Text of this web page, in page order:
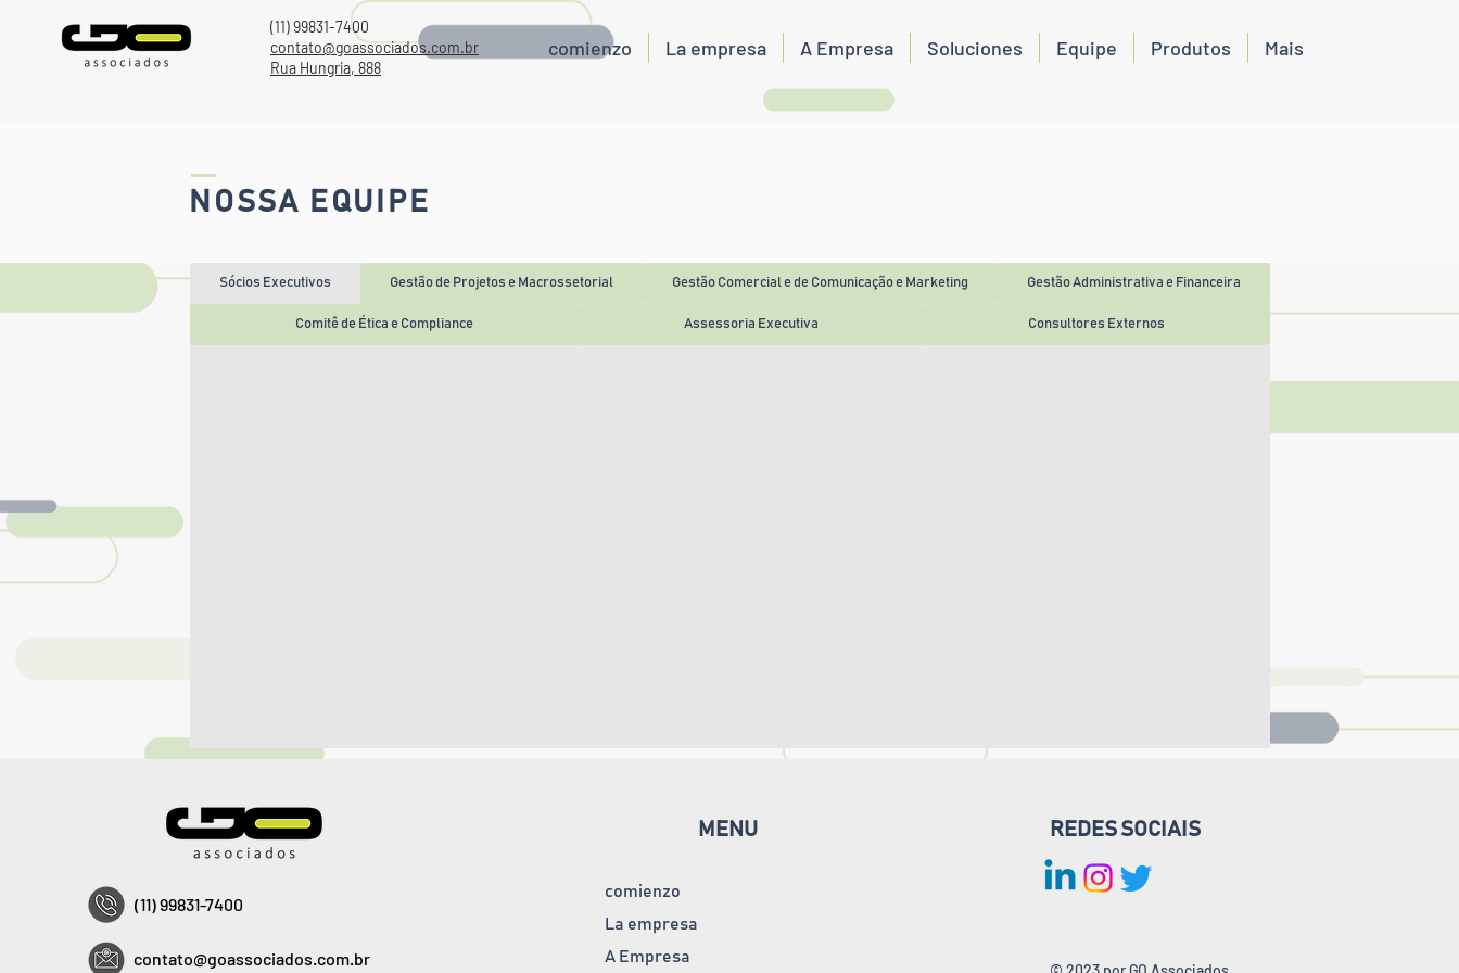
comienzo La empresa A Empresa Soluciones Equipe Produtos Mais
(11) 99831-7400
contato@goassociados.com.br
Rua Hungria, 888
Sócios Executivos Gestão de Projetos e Macrossetorial Gestão Comercial e de Comunicação e Marketing Gestão Administrativa e Financeira
Comitê de Ética e Compliance Assessoria Executiva Consultores Externos
NOSSA EQUIPE
(11) 99831-7400
contato@goassociados.com.br
MENU
comienzo
La empresa
A Empresa
REDES SOCIAIS